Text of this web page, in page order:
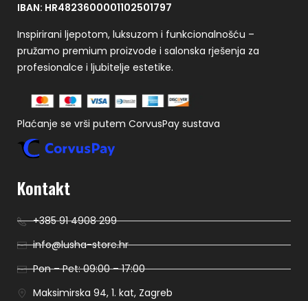
IBAN: HR4823600001102501797
Inspirirani ljepotom, luksuzom i funkcionalnošću –
pružamo premium proizvode i salonska rješenja za
profesionalce i ljubitelje estetike.
Plaćanje se vrši putem CorvusPay sustava
Kontakt
+385 91 4908 299
info@lusha-store.hr
Pon – Pet: 09:00 – 17:00
Maksimirska 94, 1. kat, Zagreb